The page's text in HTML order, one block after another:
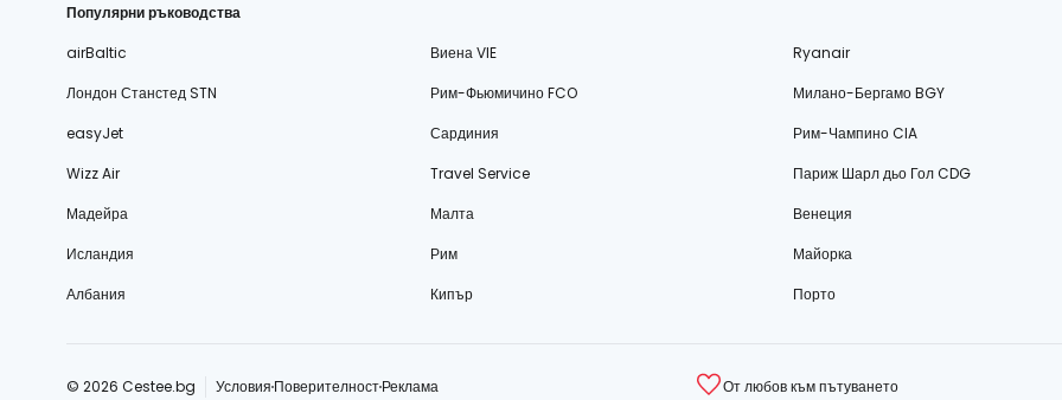
Популярни ръководства
airBaltic
Виена VIE
Ryanair
Лондон Станстед STN
Рим-Фьюмичино FCO
Милано-Бергамо BGY
easyJet
Сардиния
Рим-Чампино CIA
Wizz Air
Travel Service
Париж Шарл дьо Гол CDG
Мадейра
Малта
Венеция
Исландия
Рим
Майорка
Албания
Кипър Порто
© 2026 Cestee.bg Условия ПоверителностРеклама От любов към пътуването